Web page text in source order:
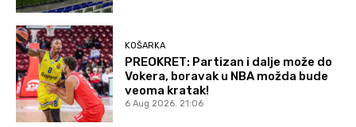
KOŠARKA
PREOKRET: Partizan i dalje može do
Vokera, boravak u NBA možda bude
veoma kratak!
6 Aug 2026. 21:06